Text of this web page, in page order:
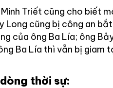
Minh Triết cũng cho biết
Long cũng bị công an
của ông Ba Lía; ông
Ba Lía thì vẫn bị giam
thời sự: